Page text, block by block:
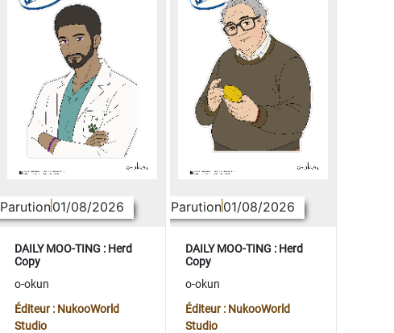
Parution01/08/2026
DAILY MOO-TING : Herd
Copy
o-okun
Éditeur : NukooWorld
Studio
Parution01/08/2026
DAILY MOO-TING : Herd
Copy
o-okun
Éditeur : NukooWorld
Studio